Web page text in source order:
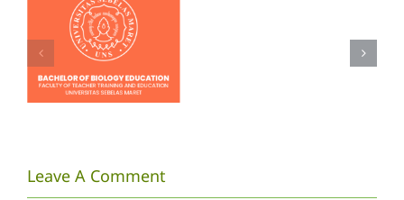
Rekognisi
Kegiatan
MBKM
Semester
Leave A Comment